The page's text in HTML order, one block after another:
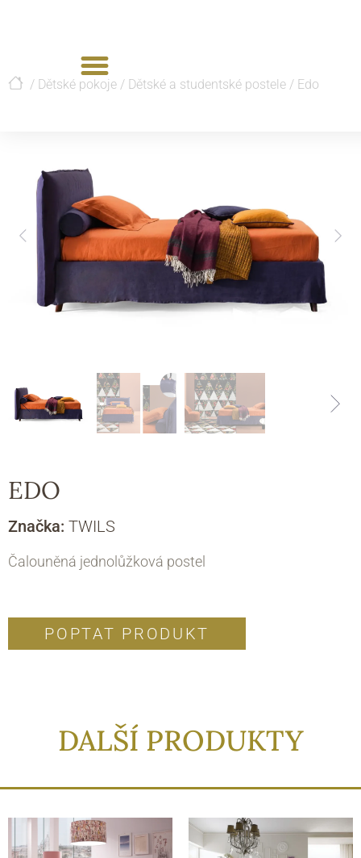
/ Dětské pokoje / Dětské a studentské postele / Edo
EDO
Značka: TWILS
Čalouněná jednolůžková postel
POPTAT PRODUKT
DALŠÍ PRODUKTY